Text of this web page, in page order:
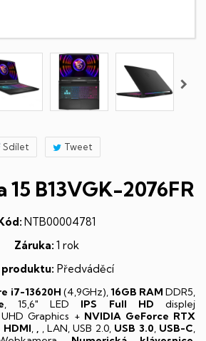
Sdílet Tweet
15 B13VGK-2076FR
NTB00004781
Záruka: 1 rok
produktu: Předváděcí
i7-13620H (4,9GHz),16GB RAM DDR5,
, 15,6" LED IPS Full HD displej
Graphics + NVIDIA GeForce RTX
HDMI, , , LAN, USB 2.0, USB 3.0, USB-C,